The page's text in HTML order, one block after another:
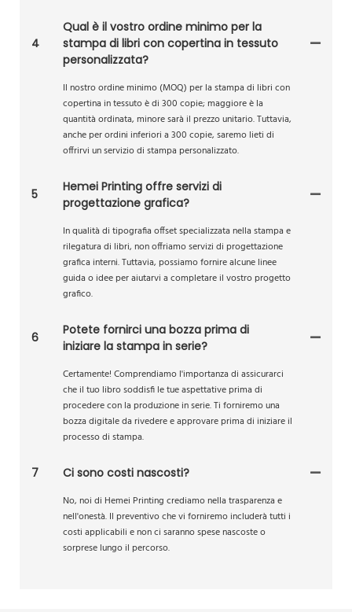
4
Qual è il vostro ordine minimo per la
stampa di libri con copertina in tessuto
personalizzata?
Il nostro ordine minimo (MOQ) per la stampa di libri con
copertina in tessuto è di 300 copie; maggiore è la
quantità ordinata, minore sarà il prezzo unitario. Tuttavia,
anche per ordini inferiori a 300 copie, saremo lieti di
offrirvi un servizio di stampa personalizzato.
5
Hemei Printing offre servizi di
progettazione grafica?
In qualità di tipografia offset specializzata nella stampa e
rilegatura di libri, non offriamo servizi di progettazione
grafica interni. Tuttavia, possiamo fornire alcune linee
guida o idee per aiutarvi a completare il vostro progetto
grafico.
6
Potete fornirci una bozza prima di
iniziare la stampa in serie?
Certamente! Comprendiamo l'importanza di assicurarci
che il tuo libro soddisfi le tue aspettative prima di
procedere con la produzione in serie. Ti forniremo una
bozza digitale da rivedere e approvare prima di iniziare il
processo di stampa.
7
Ci sono costi nascosti?
No, noi di Hemei Printing crediamo nella trasparenza e
nell'onestà. Il preventivo che vi forniremo includerà tutti i
costi applicabili e non ci saranno spese nascoste o
sorprese lungo il percorso.